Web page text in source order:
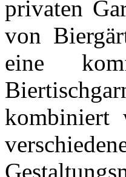
privaten
von
eine
kombiniert